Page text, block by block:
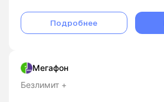
Подробнее
Мегафон
Безлимит +